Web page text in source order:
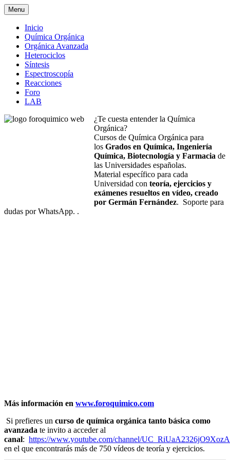
Menu
Inicio
Química Orgánica
Orgánica Avanzada
Heterociclos
Síntesis
Espectroscopía
Reacciones
Foro
LAB
¿Te cuesta entender la Química
Orgánica?
Cursos de Química Orgánica para
los Grados en Química, Ingeniería
Química, Biotecnología y Farmacia de
las Universidades españolas.
Material específico para cada
Universidad con teoría, ejercicios y
exámenes resueltos en vídeo, creado
por Germán Fernández. Soporte para
dudas por WhatsApp. .
Más información en www.foroquimico.com
Si prefieres un curso de química orgánica tanto básica como
avanzada te invito a acceder al
canal: https://www.youtube.com/channel/
en el que encontrarás más de 750 vídeos de teoría y ejercicios.